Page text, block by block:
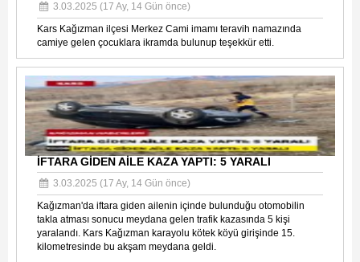
3.03.2025 (17 Ay, 14 Gün önce)
Kars Kağızman ilçesi Merkez Cami imamı teravih namazında
camiye gelen çocuklara ikramda bulunup teşekkür etti.
İFTARA GİDEN AİLE KAZA YAPTI: 5 YARALI
3.03.2025 (17 Ay, 14 Gün önce)
Kağızman'da iftara giden ailenin içinde bulunduğu otomobilin
takla atması sonucu meydana gelen trafik kazasında 5 kişi
yaralandı. Kars Kağızman karayolu kötek köyü girişinde 15.
kilometresinde bu akşam meydana geldi.